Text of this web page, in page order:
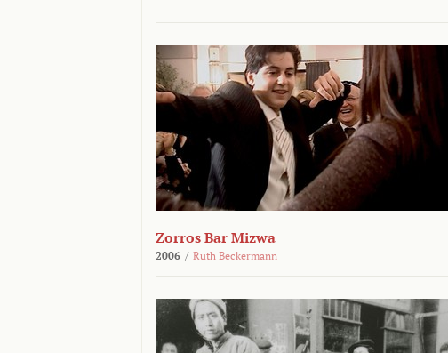
Zorros Bar Mizwa
2006 / Ruth Beckermann